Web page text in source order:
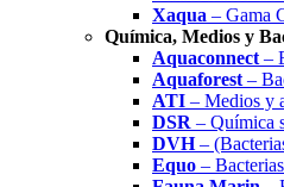
Xaqua – Gama
Química, Medios y
Aquaconnect –
Aquaforest –
ATI – Medios y
DSR – Química
DVH–
Equo –